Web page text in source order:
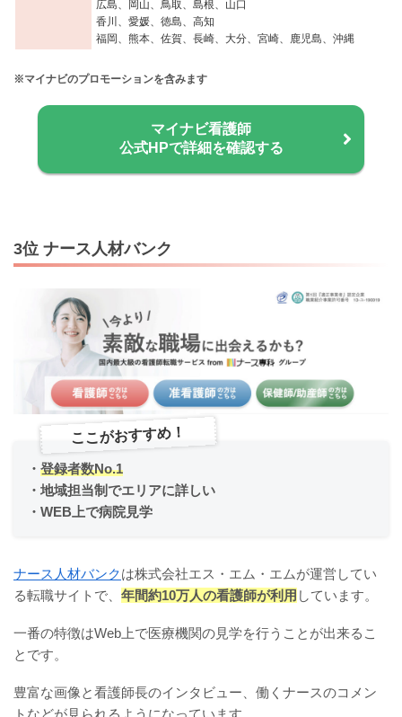
広島、岡山、鳥取、島根、山口
香川、愛媛、徳島、高知
福岡、熊本、佐賀、長崎、大分、宮崎、鹿児島、沖縄
※マイナビのプロモーションを含みます
マイナビ看護師
公式HPで詳細を確認する
3位 ナース人材バンク
ここがおすすめ！
・ 登録者数No.1
・地域担当制でエリアに詳しい
・WEB上で病院見学
ナース人材バンクは株式会社エス・エム・エムが運営してい
る転職サイトで、 年間約10万人の看護師が利用 しています。
一番の特徴はWeb上で医療機関の見学を行うことが出来るこ
とです。
豊富な画像と看護師長のインタビュー、働くナースのコメン